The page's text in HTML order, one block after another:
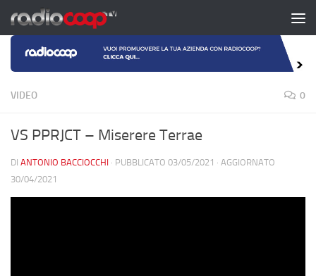
Salta al contenuto
VIDEO 0
VS PPRJCT – Miserere Terrae
DI ANTONIO BACCIOCCHI · PUBBLICATO 03/05/2021 · AGGIORNATO
30/04/2021